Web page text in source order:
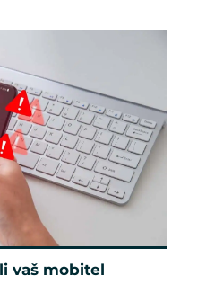
vaš mobitel